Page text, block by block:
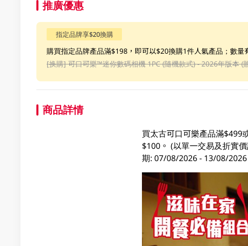
推廣優惠
指定品牌享$20換購
購買指定品牌產品滿$198，即可以$20換購1件人氣產品；數量
[换購] 可口可樂™️迷你數碼相機 1PC (隨機款式) - 2026年版本 (
商品詳情
買太古可口可樂產品滿$499
$100。 (以單一交易及折實
期: 07/08/2026 - 13/08/